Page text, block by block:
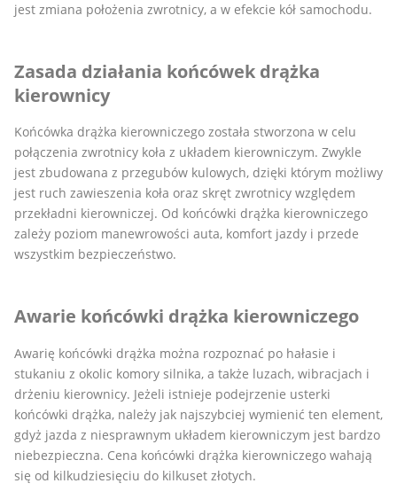
jest zmiana położenia zwrotnicy, a w efekcie kół samochodu.
Zasada działania końcówek drążka
kierownicy
Końcówka drążka kierowniczego została stworzona w celu
połączenia zwrotnicy koła z układem kierowniczym. Zwykle
jest zbudowana z przegubów kulowych, dzięki którym możliwy
jest ruch zawieszenia koła oraz skręt zwrotnicy względem
przekładni kierowniczej. Od końcówki drążka kierowniczego
zależy poziom manewrowości auta, komfort jazdy i przede
wszystkim bezpieczeństwo.
Awarie końcówki drążka kierowniczego
Awarię końcówki drążka można rozpoznać po hałasie i
stukaniu z okolic komory silnika, a także luzach, wibracjach i
drżeniu kierownicy. Jeżeli istnieje podejrzenie usterki
końcówki drążka, należy jak najszybciej wymienić ten element,
gdyż jazda z niesprawnym układem kierowniczym jest bardzo
niebezpieczna. Cena końcówki drążka kierowniczego wahają
się od kilkudziesięciu do kilkuset złotych.